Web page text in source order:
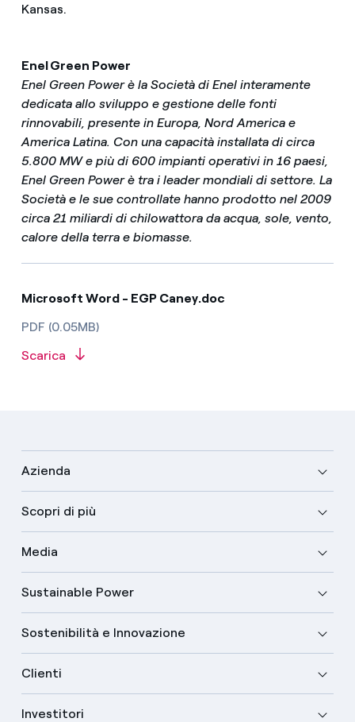
Kansas.
Enel Green Power
Enel Green Power è la Società di Enel interamente
dedicata allo sviluppo e gestione delle fonti
rinnovabili, presente in Europa, Nord America e
America Latina. Con una capacità installata di circa
5.800 MW e più di 600 impianti operativi in 16 paesi,
Enel Green Power è tra i leader mondiali di settore. La
Società e le sue controllate hanno prodotto nel 2009
circa 21 miliardi di chilowattora da acqua, sole, vento,
calore della terra e biomasse.
Microsoft Word - EGP Caney.doc
PDF (0.05MB)
Scarica
Azienda
Scopri di più
Media
Sustainable Power
Sostenibilità e Innovazione
Clienti
Investitori